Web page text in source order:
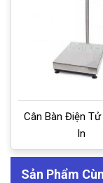
Cân Bàn Điện
In
Sản Phẩm